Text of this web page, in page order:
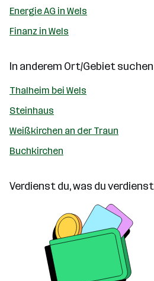
Energie AG in Wels
Finanz in Wels
In anderem Ort/Gebiet suchen
Thalheim bei Wels
Steinhaus
Weißkirchen an der Traun
Buchkirchen
Verdienst du, was du